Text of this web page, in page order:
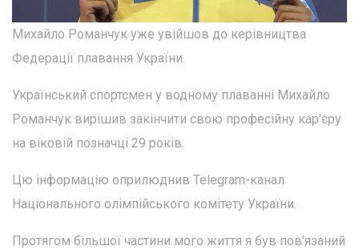
Михайло Романчук уже увійшов до керівництва
Федерації плавання України.
Український спортсмен у водному плаванні Михайло
Романчук вирішив закінчити свою професійну кар'єру
на віковій позначці 29 років.
Цю інформацію оприлюднив Telegram-канал
Національного олімпійського комітету України.
Протягом більшої частини мого життя я був пов'язаний